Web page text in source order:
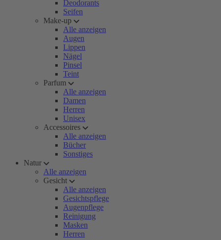
Deodorants
Seifen
Make-up
Alle anzeigen
Augen
Lippen
Nägel
Pinsel
Teint
Parfum
Alle anzeigen
Damen
Herren
Unisex
Accessoires
Alle anzeigen
Bücher
Sonstiges
Natur
Alle anzeigen
Gesicht
Alle anzeigen
Gesichtspflege
Augenpflege
Reinigung
Masken
Herren